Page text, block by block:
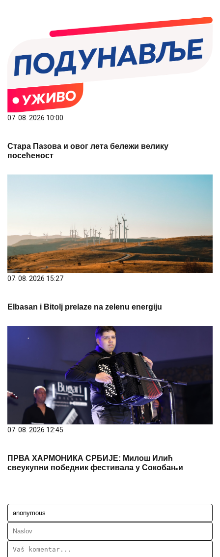
07. 08. 2026 10:00
Стара Пазова и овог лета бележи велику
посећеност
07. 08. 2026 15:27
Elbasan i Bitolj prelaze na zelenu energiju
07. 08. 2026 12:45
ПРВА ХАРМОНИКА СРБИЈЕ: Милош Илић
свеукупни победник фестивала у Сокобањи